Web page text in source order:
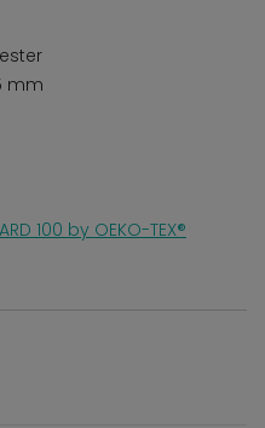
mm
100 by OEKO-TEX®